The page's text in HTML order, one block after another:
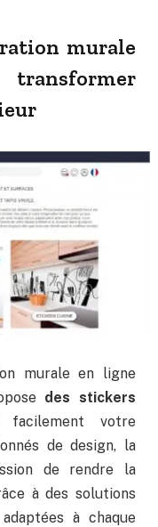
murale
murale en ligne
des stickers
votre
de design, la
de rendre la
à des solutions
à chaque